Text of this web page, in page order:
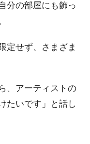
分の部屋にも飾っ
定せず、さまざま
、アーティストの
たいです」と話し